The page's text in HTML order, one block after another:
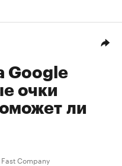
Google
очки
ли
Fast Company